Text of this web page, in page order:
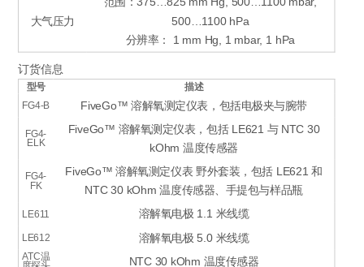
大气压力
500…1100 hPa
分辨率： 1 mm Hg, 1 mbar, 1 hPa
订货信息
型号 描述
FG4-B FiveGo™ 溶解氧测定仪表，包括电极夹与腕带
FG4-
ELK
FiveGo™ 溶解氧测定仪表，包括 LE621 与 NTC 30
kOhm 温度传感器
FG4-
FK
FiveGo™ 溶解氧测定仪表 野外套装，包括 LE621 和
NTC 30 kOhm 温度传感器、手提包与样品瓶
LE611 溶解氧电极 1.1 米线缆
LE612 溶解氧电极 5.0 米线缆
ATC温
NTC 30 kOhm 温度传感器